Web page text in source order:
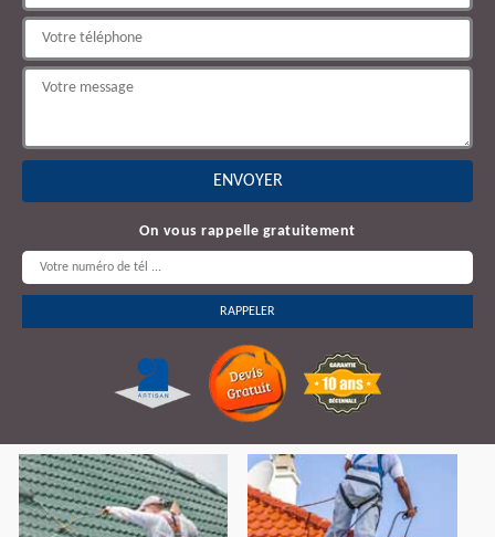
On vous rappelle gratuitement